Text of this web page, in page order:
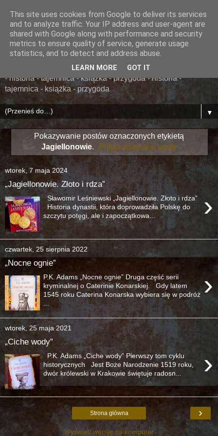
......... ZAPOMNIANA
BIBLIOTEKA ........
książka - przygoda - historia - tajemnica - książka - przygoda
- historia - tajemnica - książka - przygoda - historia -
tajemnica - książka - przygoda
▼
Pokazywanie postów oznaczonych etykietą
Jagiellonowie. Pokaż wszystkie posty
wtorek, 7 maja 2024
„Jagiellonowie. Złoto i rdza”
›
Sławomir Leśniewski „Jagiellonowie. Złoto i rdza”
Historia dynastii, która doprowadziła Polskę do
szczytu potęgi, ale i zapoczątkowa...
czwartek, 25 sierpnia 2022
„Nocne ognie”
›
P.K. Adams „Nocne ognie” Druga część serii
kryminalnej o Caterinie Konarskiej. Gdy latem
1545 roku Caterina Konarska wybiera się w podróż
wtorek, 25 maja 2021
„Ciche wody”
›
P.K. Adams „Ciche wody” Pierwszy tom cyklu
historycznych Jest Boże Narodzenie 1519 roku,
dwór królewski w Krakowie świętuje radosn...
›
Strona główna
Wyświetl wersję na komputer
This site uses cookies from Google to deliver its services
and to analyze traffic. Your IP address and user-agent are
shared with Google along with performance and security
metrics to ensure quality of service, generate usage
statistics, and to detect and address abuse.
LEARN MORE GOT IT